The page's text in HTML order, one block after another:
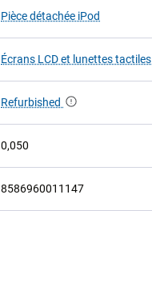
Pièce détachée iPod
Écrans LCD et lunettes tactiles
Refurbished
0,050
8586960011147